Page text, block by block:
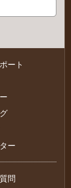
ート
ー
問